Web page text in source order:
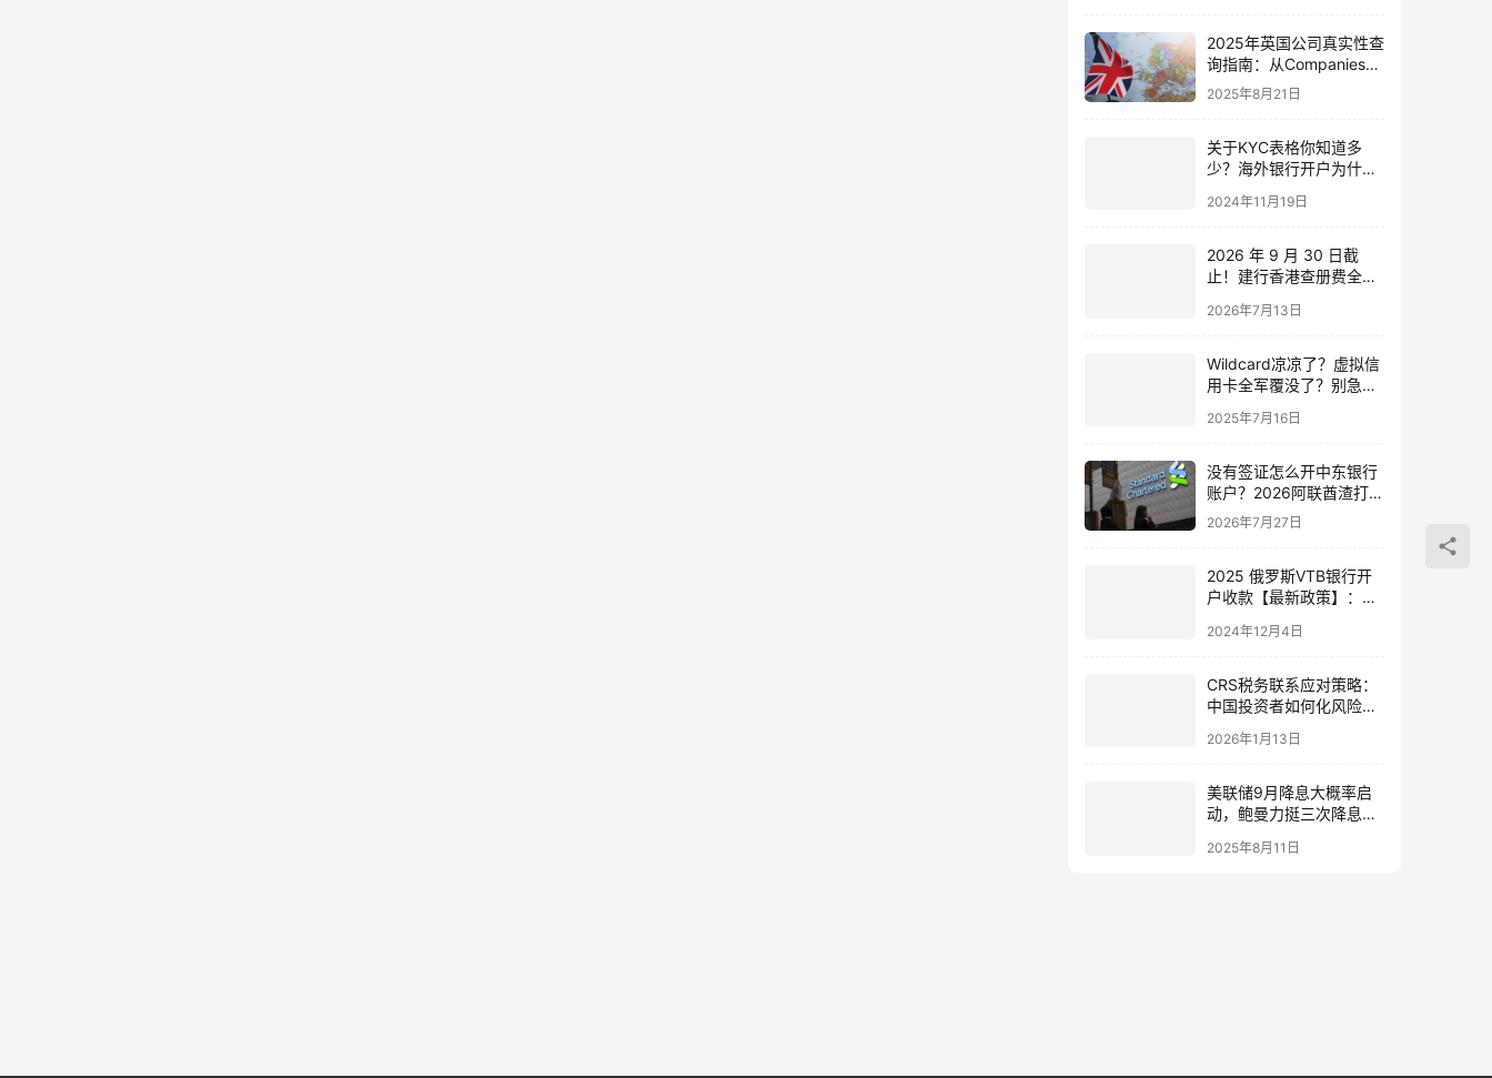
2025年英国公司真实性查
询指南：从Companies
House到政策合规的全方
位验证方法
2025年8月21日
关于KYC表格你知道多
少？海外银行开户为什么
2024年11月19日
2026 年 9 月 30 日截
止！建行香港查册费全免
时间线规划
2026年7月13日
Wildcard凉凉了？虚拟信
用卡全军覆没了？别急，
2025年7月16日
没有签证怎么开中东银行
账户？2026阿联酋渣打
vs NBD国民银行，远程
2026年7月27日
2025 俄罗斯VTB银行开
户收款【最新政策】：中
选通道
2024年12月4日
CRS税务联系应对策略：
中国投资者如何化风险为
2026年1月13日
美联储9月降息大概率启
动，鲍曼力挺三次降息，
2025年8月11日